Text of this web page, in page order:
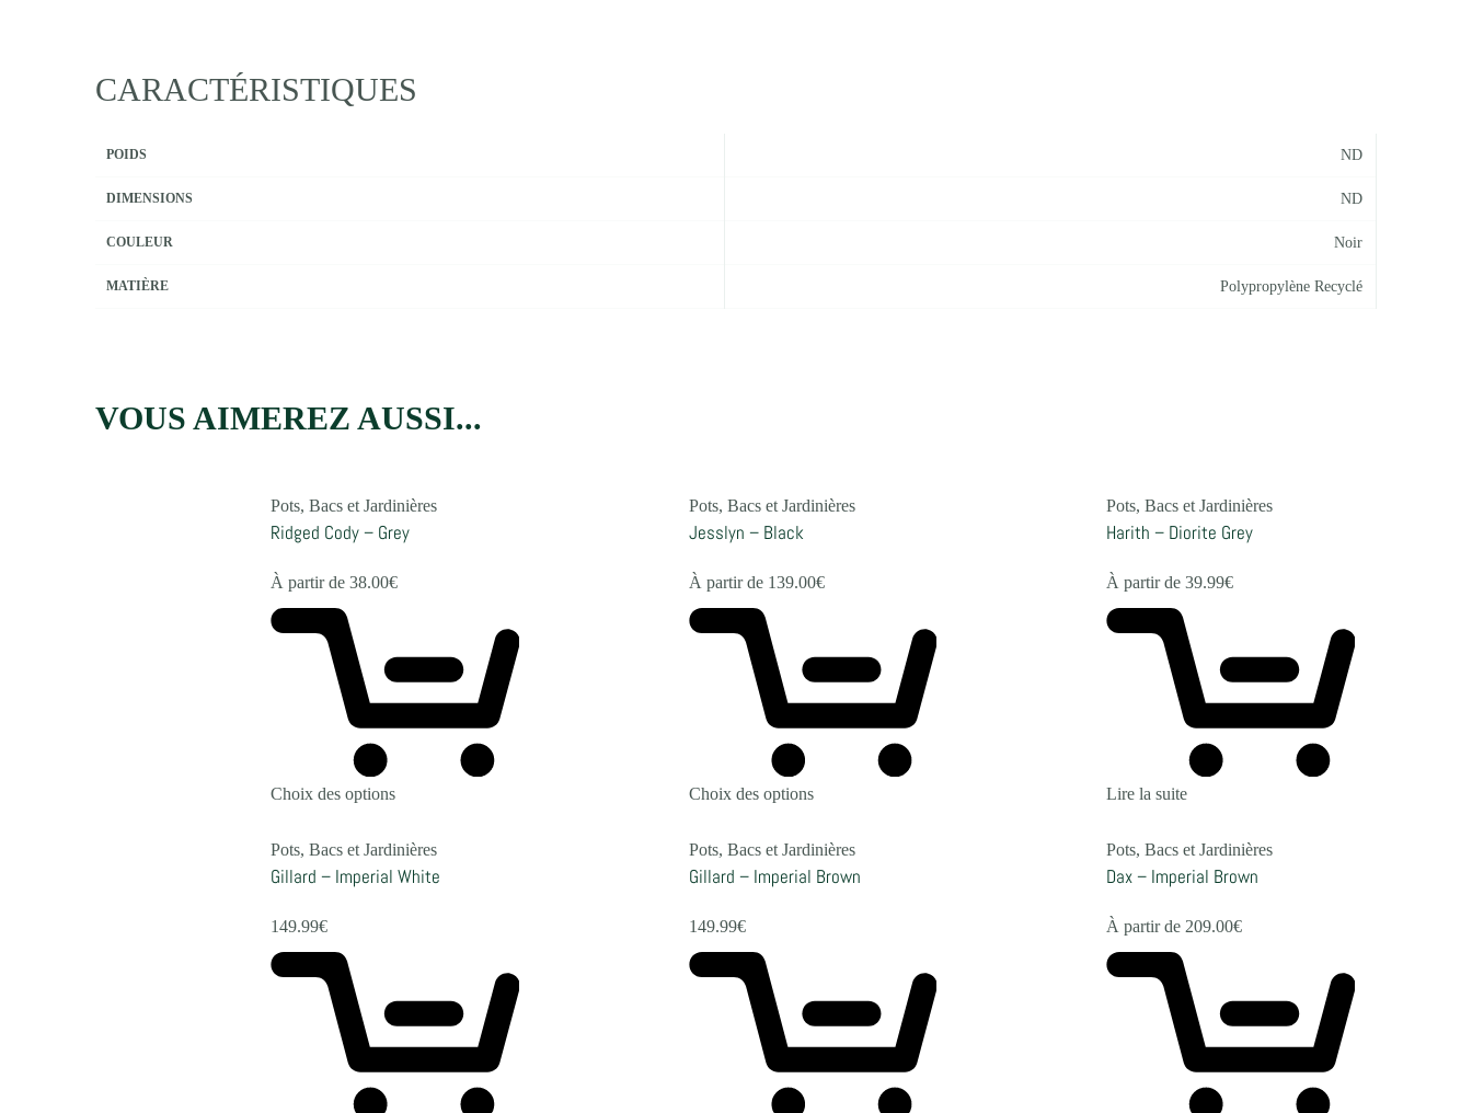
CARACTÉRISTIQUES
POIDS ND
DIMENSIONS ND
COULEUR Noir
MATIÈRE Polypropylène Recyclé
VOUS AIMEREZ AUSSI...
Pots, Bacs et Jardinières
Ridged Cody – Grey
À partir de 38.00€
Choix des options
Pots, Bacs et Jardinières
Jesslyn – Black
À partir de 139.00€
Choix des options
Pots, Bacs et Jardinières
Harith – Diorite Grey
À partir de39.99€
Lire la suite
Pots, Bacs et Jardinières
Gillard – Imperial White
149.99€
Pots, Bacs et Jardinières
Gillard – Imperial Brown
149.99€
Pots, Bacs et Jardinières
Dax – Imperial Brown
À partir de 209.00€